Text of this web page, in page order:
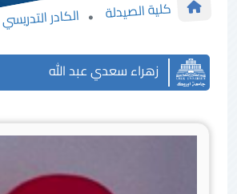
كلية الصيدلة الكادر التدريسي
زهراء سعدي عبد الله